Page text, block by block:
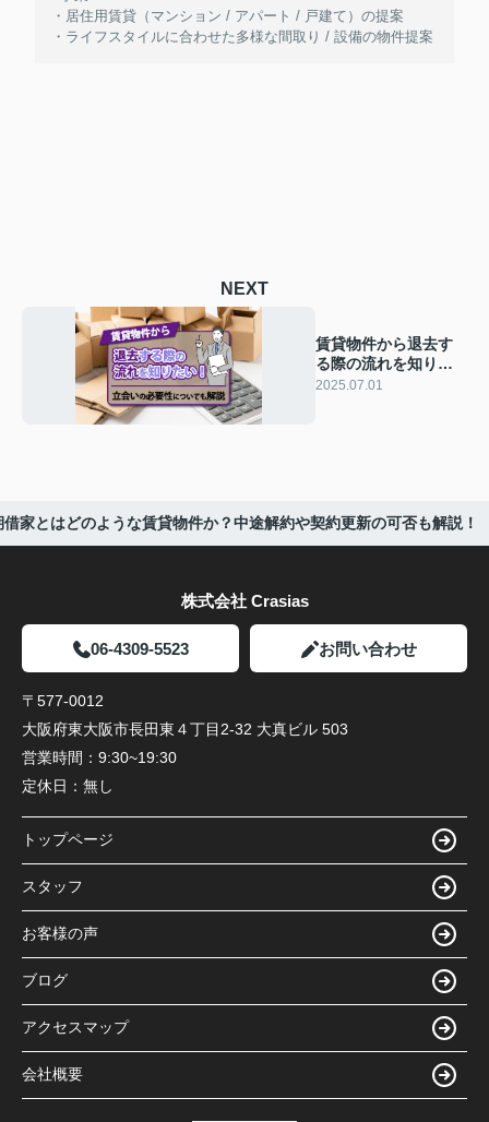
・居住用賃貸（マンション / アパート / 戸建て）の提案
・ライフスタイルに合わせた多様な間取り / 設備の物件提案
NEXT
賃貸物件から退去す
る際の流れを知りた
い！立会いの必要性
2025.07.01
借家とはどのような賃貸物件か？中途解約や契約更新の可否も解説！
株式会社 Crasias
06-4309-5523 お問い合わせ
〒577-0012
大阪府東大阪市長田東４丁目2-32 大真ビル 503
営業時間： 9:30~19:30
定休日： 無し
トップページ
スタッフ
お客様の声
ブログ
アクセスマップ
会社概要